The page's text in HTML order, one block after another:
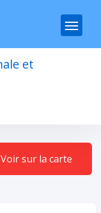
et
Voir sur la carte